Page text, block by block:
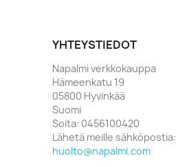
YHTEYSTIEDOT
Napalmi verkkokauppa
Hämeenkatu 19
05800 Hyvinkää
Suomi
Soita: 0456100420
Lähetä meille sähköpostia:
huolto@napalmi.com